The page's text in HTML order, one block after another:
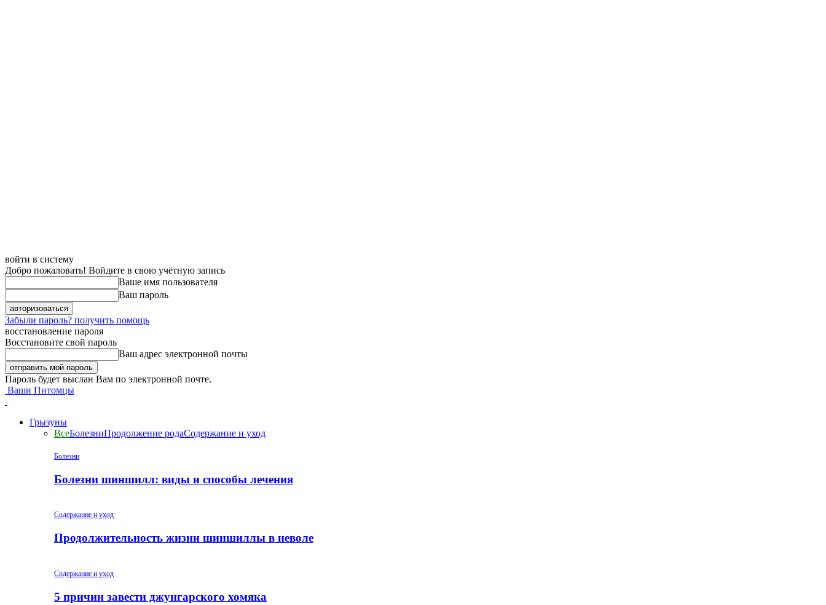
войти в систему
Добро пожаловать! Войдите в свою учётную запись
Ваше имя пользователя
Ваш пароль
Забыли пароль? получить помощь
восстановление пароля
Восстановите свой пароль
Ваш адрес электронной почты
Пароль будет выслан Вам по электронной почте.
Ваши Питомцы
Грызуны
ВсеБолезниПродолжение родаСодержание и уход
Болезни
Болезни шиншилл: виды и способы лечения
Содержание и уход
Продолжительность жизни шиншиллы в неволе
Содержание и уход
5 причин завести джунгарского хомяка